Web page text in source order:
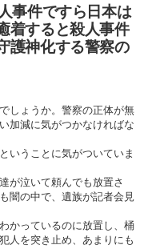
事件ですら日本は
すると殺人事件
神化する警察の
しょうか。警察の正体が無
加減に気がつかなければな
いうことに気がついていま
が泣いて頼んでも放置さ
闇の中で、遺族が記者会見
かっているのに放置し、桶
人を突き止め、あまりにも